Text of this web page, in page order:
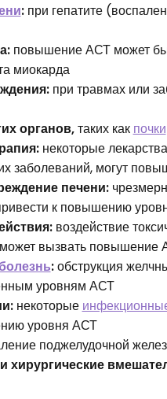
:при гепатите
повышение АСТ может
миокарда
при травмах или
органов,таких как почки
некоторые
заболеваний, могут
печени:
к повышению
воздействие
вызвать повышение
:обструкция
уровням АСТ
некоторые
уровня АСТ
поджелудочной
хирургические